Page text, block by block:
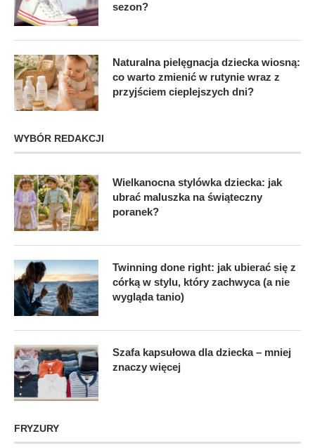
sezon?
Naturalna pielęgnacja dziecka wiosną:
co warto zmienić w rutynie wraz z
przyjściem cieplejszych dni?
WYBÓR REDAKCJI
Wielkanocna stylówka dziecka: jak
ubrać maluszka na świąteczny
poranek?
Twinning done right: jak ubierać się z
córką w stylu, który zachwyca (a nie
wygląda tanio)
Szafa kapsułowa dla dziecka – mniej
znaczy więcej
FRYZURY